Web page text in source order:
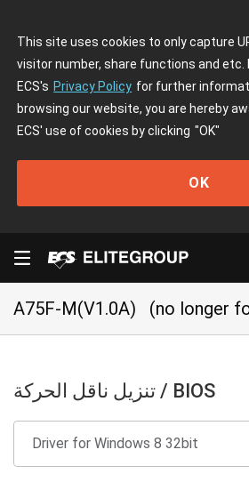
This site uses cookies to only capture
visitor number, share functions and etc.
ECS's Privacy Policy for further
browsing our website, you are hereby
ECS' use of cookies by clicking "OK"
OK
A75F-M(V1.0A) (no longer
تنزيل ناقل الحركة / BIOS